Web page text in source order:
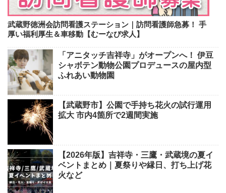
武蔵野徳洲会訪問看護ステーション｜訪問看護師急募！ 手
厚い福利厚生＆車移動【むーなび求人】
「アニタッチ吉祥寺」がオープンへ！ 伊豆
シャボテン動物公園プロデュースの屋内型
ふれあい動物園
【武蔵野市】公園で手持ち花火の試行運用
拡大 市内4箇所で2週間実施
【2026年版】吉祥寺・三鷹・武蔵境の夏イ
ベントまとめ｜夏祭りや縁日、打ち上げ花
火など